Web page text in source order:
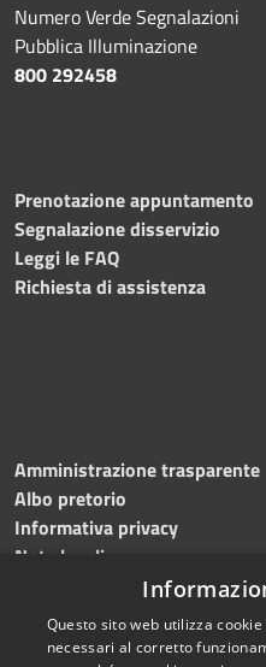
Numero Verde Segnalazioni
Pubblica Illuminazione
800 292458
Prenotazione appuntamento
Segnalazione disservizio
Leggi le FAQ
Richiesta di assistenza
Amministrazione trasparente
Albo pretorio
Informativa privacy
Note legali
Dichiarazione di accessibilità
Questo sito web utilizza
necessari al corretto